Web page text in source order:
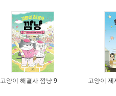
고양이 해결사 깜냥 9